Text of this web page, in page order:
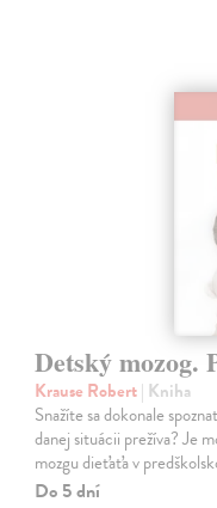
Detský mozog.
Krause Robert| Kniha
Snažíte sa dokonale
danej situácii prežíva? Je
mozgu dieťaťa v
Do 5 dní